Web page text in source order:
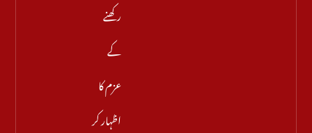
رکھنے
کے
عزم کا
اظہار کر